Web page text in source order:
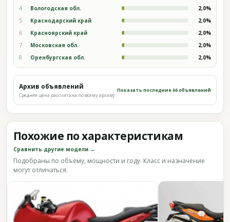
4 Вологодская обл. 2,0%
5 Краснодарский край 2,0%
6 Красноярский край 2,0%
7 Московская обл. 2,0%
8 Оренбургская обл. 2,0%
Архив объявлений
Средняя цена рассчитана по всему архиву
Показать последние 66 объявлений
Похожие по характеристикам
Сравнить другие модели →
Подобраны по объёму, мощности и году. Класс и назначение
могут отличаться.